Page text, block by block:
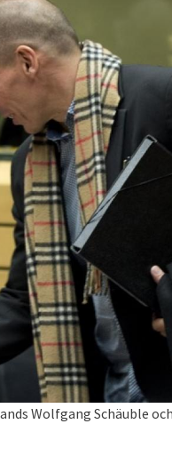
Wolfgang Schäuble